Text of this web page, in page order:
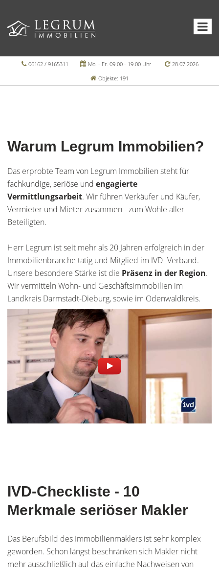
06162 / 9165311 Mo. - Fr. 09.00 - 19.00 Uhr
28.07.2026
Objekte: 191
Warum Legrum Immobilien?
Das erprobte Team von Legrum Immobilien steht für
fachkundige, seriöse und engagierte
Vermittlungsarbeit. Wir führen Verkäufer und Käufer,
Vermieter und Mieter zusammen - zum Wohle aller
Beteiligten.
Herr Legrum ist seit mehr als 20 Jahren erfolgreich in der
Immobilienbranche tätig und Mitglied im IVD- Verband.
Unsere besondere Stärke ist die Präsenz in der Region.
Wir vermitteln Wohn- und Geschäftsimmobilien im
Landkreis Darmstadt-Dieburg, sowie im Odenwaldkreis.
IVD-Checkliste - 10
Merkmale seriöser Makler
Das Berufsbild des Immobilienmaklers ist sehr komplex
geworden. Schon längst beschränken sich Makler nicht
mehr ausschließlich auf das einfache Nachweisen von